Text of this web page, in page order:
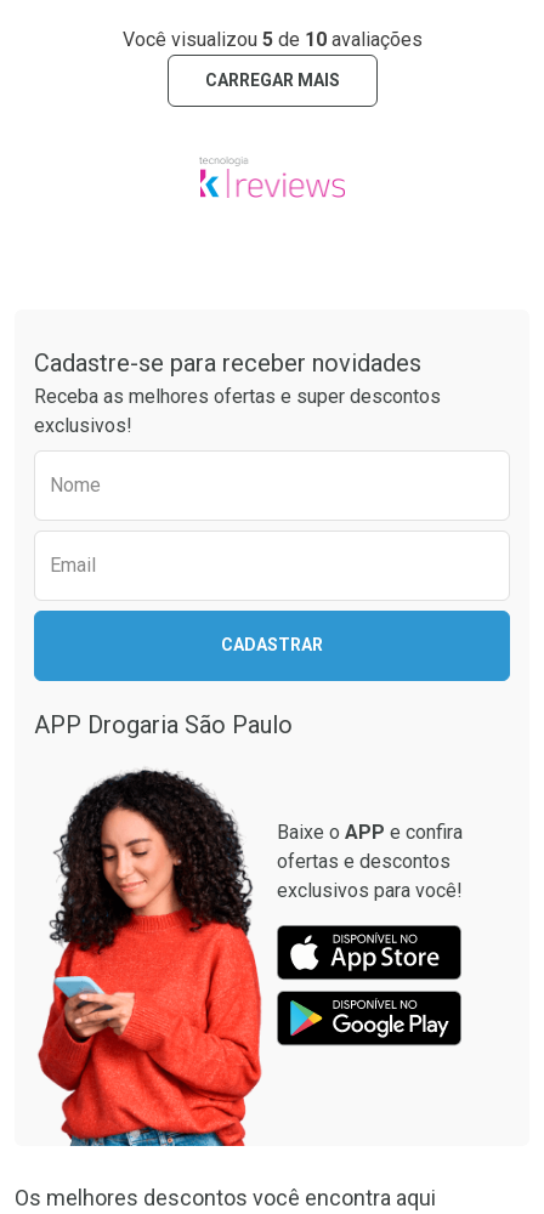
Você visualizou 5de 10avaliações
CARREGAR MAIS
Cadastre-se para receber novidades
Receba as melhores ofertas e super descontos
exclusivos!
Nome
Email
CADASTRAR
APP Drogaria São Paulo
Baixe o APP e confira
ofertas e descontos
exclusivos para você!
Os melhores descontos você encontra aqui